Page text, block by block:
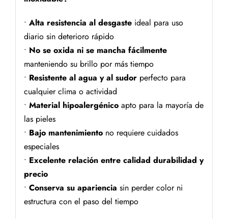
• Alta resistencia al desgasteideal para uso
diario sin deterioro rápido
• No se oxida ni se mancha fácilmente
manteniendo su brillo por más tiempo
• Resistente al agua y al sudorperfecto para
cualquier clima o actividad
• Material hipoalergénicoapto para la mayoría de
las pieles
• Bajo mantenimientono requiere cuidados
especiales
• Excelente relación entre calidad durabilidad y
precio
• Conserva su apariencia sin perder color ni
estructura con el paso del tiempo